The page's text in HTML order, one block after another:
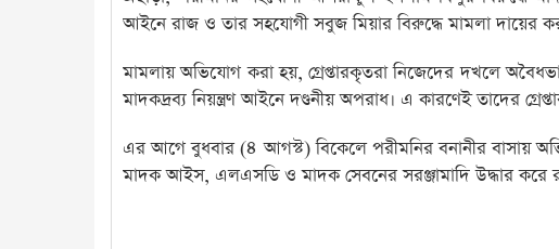
আইনে রাজ ও তার সহযোগী সবুজ মিয়ার বিরুদ্ধে মামলা দায়ের
মামলায় অভিযোগ করা হয়, গ্রেপ্তারকৃতরা নিজেদের দখলে
মাদকদ্রব্য নিয়ন্ত্রণ আইনে দণ্ডনীয় অপরাধ। এ কারণেই তাদের
এর আগে বুধবার (৪ আগস্ট) বিকেলে পরীমনির বনানীর বাসায়
মাদক আইস, এলএসডি ও মাদক সেবনের সরঞ্জামাদি উদ্ধার করে